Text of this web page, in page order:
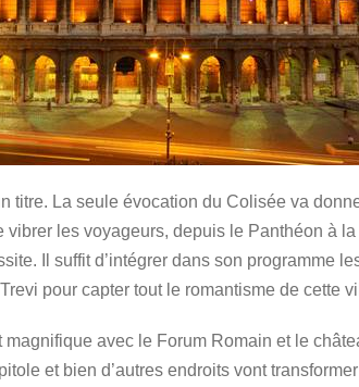
titre. La seule évocation du Colisée va
les voyageurs, depuis le Panthéon à
Il suffit d’intégrer dans son programme
pour capter tout le romantisme de cette
avec le Forum Romain et le
et bien d’autres endroits vont